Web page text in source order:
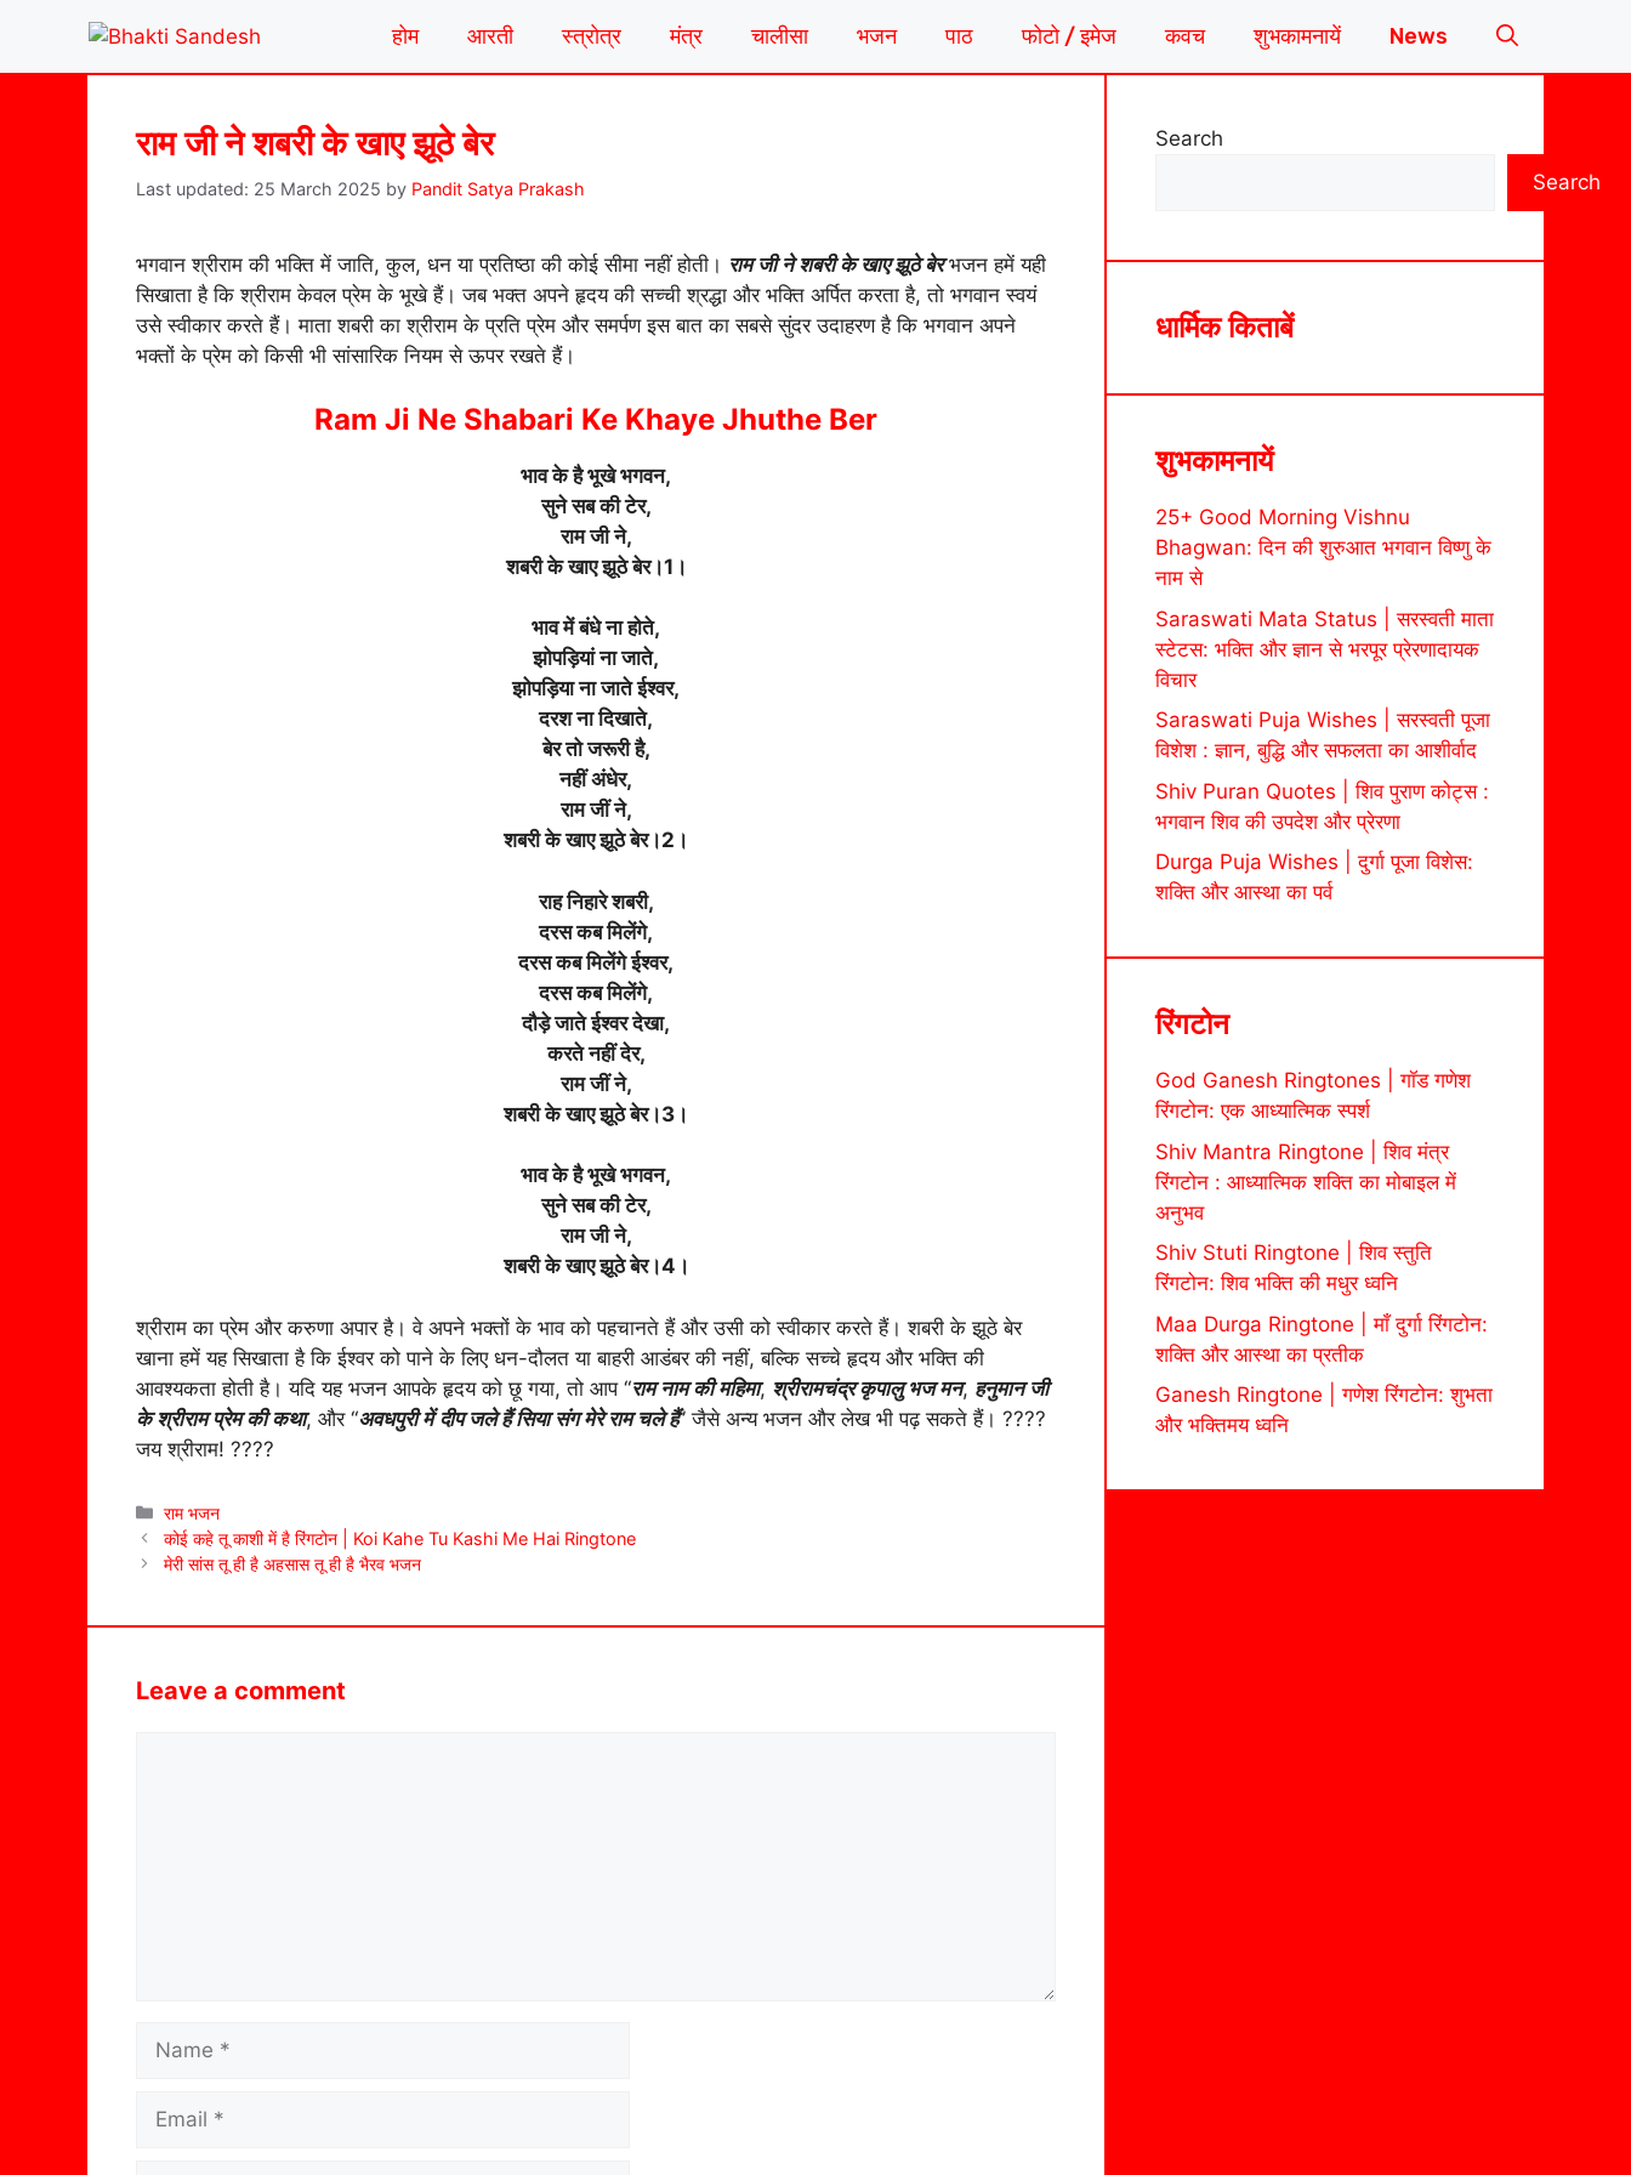
content
होम आरती स्त्रोत्र मंत्र चालीसा भजन पाठ फोटो / इमेज कवच शुभकामनायें News
राम जी ने शबरी के खाए झूठे बेर
25 March 2025 by Pandit Satya Prakash
भगवान श्रीराम की भक्ति में जाति, कुल, धन या प्रतिष्ठा की कोई सीमा नहीं होती। राम जी ने शबरी के खाए झूठे बेरभजन हमें यही
सिखाता है कि श्रीराम केवल प्रेम के भूखे हैं। जब भक्त अपने हृदय की सच्ची श्रद्धा और भक्ति अर्पित करता है, तो भगवान स्वयं
उसे स्वीकार करते हैं। माता शबरी का श्रीराम के प्रति प्रेम और समर्पण इस बात का सबसे सुंदर उदाहरण है कि भगवान अपने
भक्तों के प्रेम को किसी भी सांसारिक नियम से ऊपर रखते हैं।
Ram Ji Ne Shabari Ke Khaye Jhuthe Ber
भाव के है भूखे भगवन,
सुने सब की टेर,
राम जी ने,
शबरी के खाए झूठे बेर।1।
भाव में बंधे ना होते,
झोपड़ियां ना जाते,
झोपड़िया ना जाते ईश्वर,
दरश ना दिखाते,
बेर तो जरूरी है,
नहीं अंधेर,
राम जीं ने,
शबरी के खाए झूठे बेर।2।
राह निहारे शबरी,
दरस कब मिलेंगे,
दरस कब मिलेंगे ईश्वर,
दरस कब मिलेंगे,
दौड़े जाते ईश्वर देखा,
करते नहीं देर,
राम जीं ने,
शबरी के खाए झूठे बेर।3।
भाव के है भूखे भगवन,
सुने सब की टेर,
राम जी ने,
शबरी के खाए झूठे बेर।4।
श्रीराम का प्रेम और करुणा अपार है। वे अपने भक्तों के भाव को पहचानते हैं और उसी को स्वीकार करते हैं। शबरी के झूठे बेर
खाना हमें यह सिखाता है कि ईश्वर को पाने के लिए धन-दौलत या बाहरी आडंबर की नहीं, बल्कि सच्चे हृदय और भक्ति की
आवश्यकता होती है। यदि यह भजन आपके हृदय को छू गया, तो आप “राम नाम की महिमा, श्रीरामचंद्र कृपालु भज मन, हनुमान जी
के श्रीराम प्रेम की कथा, और “अवधपुरी में दीप जले हैं सिया संग मेरे राम चले हैं” जैसे अन्य भजन और लेख भी पढ़ सकते हैं। ????
जय श्रीराम! ????
Categories
राम भजन
कोई कहे तू काशी में है रिंगटोन | Koi Kahe Tu Kashi Me Hai Ringtone
मेरी सांस तू ही है अहसास तू ही है भैरव भजन
Leave a comment
Search
Search
धार्मिक किताबें
शुभकामनायें
25+ Good Morning Vishnu
Bhagwan: दिन की शुरुआत भगवान विष्णु के
नाम से
Saraswati Mata Status | सरस्वती माता
स्टेटस: भक्ति और ज्ञान से भरपूर प्रेरणादायक
विचार
Saraswati Puja Wishes | सरस्वती पूजा
विशेश : ज्ञान, बुद्धि और सफलता का आशीर्वाद
Shiv Puran Quotes | शिव पुराण कोट्स :
भगवान शिव की उपदेश और प्रेरणा
Durga Puja Wishes | दुर्गा पूजा विशेस:
शक्ति और आस्था का पर्व
रिंगटोन
God Ganesh Ringtones | गॉड गणेश
रिंगटोन: एक आध्यात्मिक स्पर्श
Shiv Mantra Ringtone | शिव मंत्र
रिंगटोन : आध्यात्मिक शक्ति का मोबाइल में
अनुभव
Shiv Stuti Ringtone | शिव स्तुति
रिंगटोन: शिव भक्ति की मधुर ध्वनि
Maa Durga Ringtone | माँ दुर्गा रिंगटोन:
शक्ति और आस्था का प्रतीक
Ganesh Ringtone | गणेश रिंगटोन: शुभता
और भक्तिमय ध्वनि